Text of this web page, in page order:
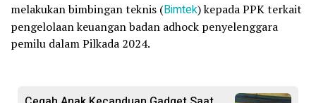
melakukan bimbingan teknis (Bimtek) kepada PPK terkait
pengelolaan keuangan badan adhock penyelenggara
pemilu dalam Pilkada 2024.